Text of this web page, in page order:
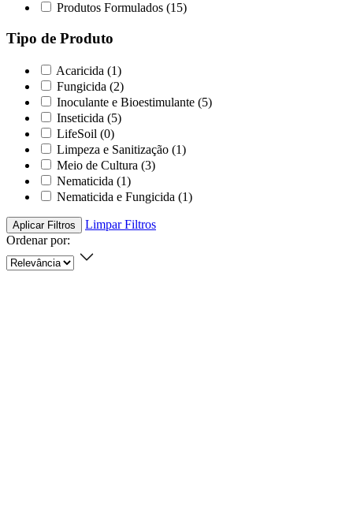
Produtos Formulados (15)
Tipo de Produto
Acaricida (1)
Fungicida (2)
Inoculante e Bioestimulante (5)
Inseticida (5)
LifeSoil (0)
Limpeza e Sanitização (1)
Meio de Cultura (3)
Nematicida (1)
Nematicida e Fungicida (1)
Aplicar Filtros
Limpar Filtros
Ordenar por: